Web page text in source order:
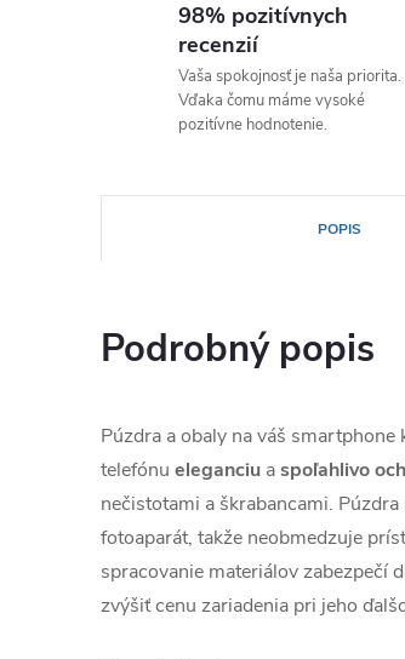
98% pozitívnych
recenzií
Vaša spokojnosť je naša priorita.
Vďaka čomu máme vysoké
pozitívne hodnotenie.
POPIS
Podrobný popis
Púzdra a obaly na váš
telefónu eleganciu aspoľahlivo
nečistotami a škrabancami.
fotoaparát, takže neobmedzuje
spracovanie materiálov zabezpečí
zvýšiť cenu zariadenia pri jeho